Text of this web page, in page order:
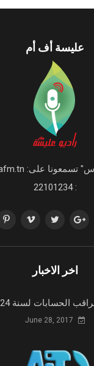
عليسة أف أم
: 22101234
اخر الاخبار
الحسابات لسنة 2024